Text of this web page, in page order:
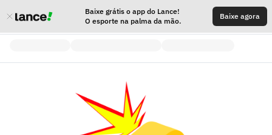
Baixe grátis o app do Lance!
O esporte na palma da mão.
Baixe agora